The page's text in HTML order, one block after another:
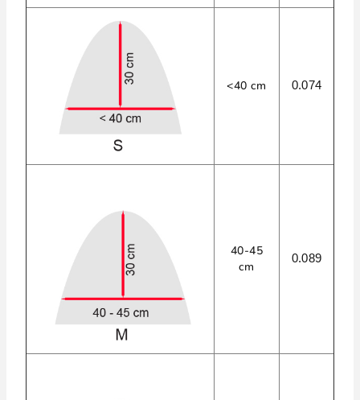
<40 cm 0.074
40-45
cm
0.089